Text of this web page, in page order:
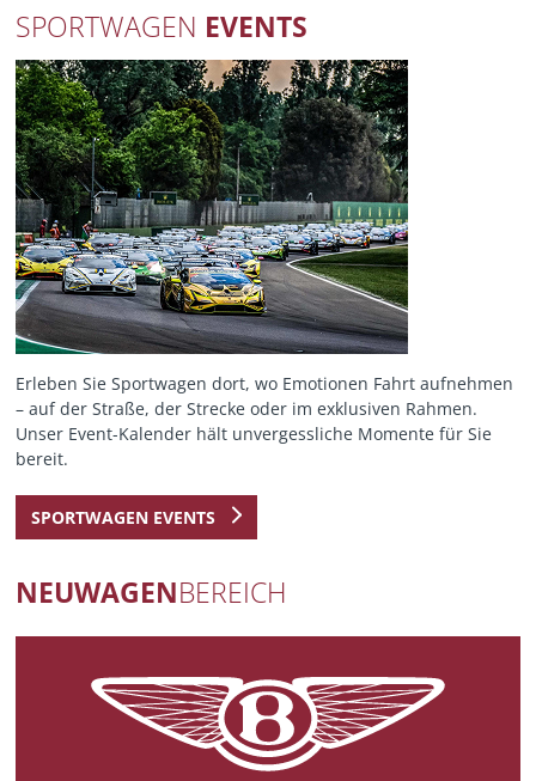
SPORTWAGEN EVENTS
Erleben Sie Sportwagen dort, wo Emotionen Fahrt aufnehmen
– auf der Straße, der Strecke oder im exklusiven Rahmen.
Unser Event-Kalender hält unvergessliche Momente für Sie
bereit.
SPORTWAGEN EVENTS
NEUWAGENBEREICH